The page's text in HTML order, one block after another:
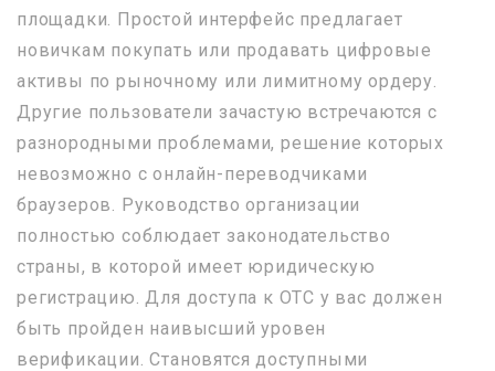
площадки. Простой интерфейс предлагает
новичкам покупать или продавать цифровые
активы по рыночному или лимитному ордеру.
Другие пользователи зачастую встречаются с
разнородными проблемами, решение которых
невозможно с онлайн-переводчиками
браузеров. Руководство организации
полностью соблюдает законодательство
страны, в которой имеет юридическую
регистрацию. Для доступа к OTC у вас должен
быть пройден наивысший уровен
верификации. Становятся доступными